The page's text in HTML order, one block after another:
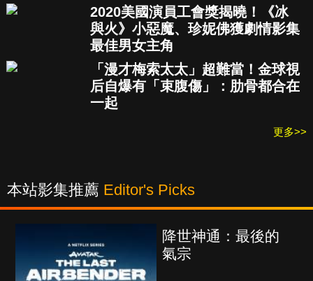
2020美國演員工會獎揭曉！《冰
與火》小惡魔、珍妮佛獲劇情影集
最佳男女主角
「漫才梅索太太」超難當！金球視
后自爆有「束腹傷」：肋骨都合在
一起
更多>>
本站影集推薦 Editor's Picks
降世神通：最後的
氣宗